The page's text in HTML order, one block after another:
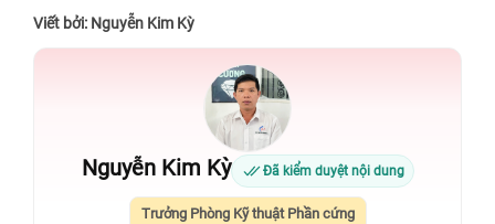
Viết bởi: Nguyễn Kim Kỳ
Nguyễn Kim Kỳ Đã kiểm duyệt nội dung
Trưởng Phòng Kỹ thuật Phần cứng